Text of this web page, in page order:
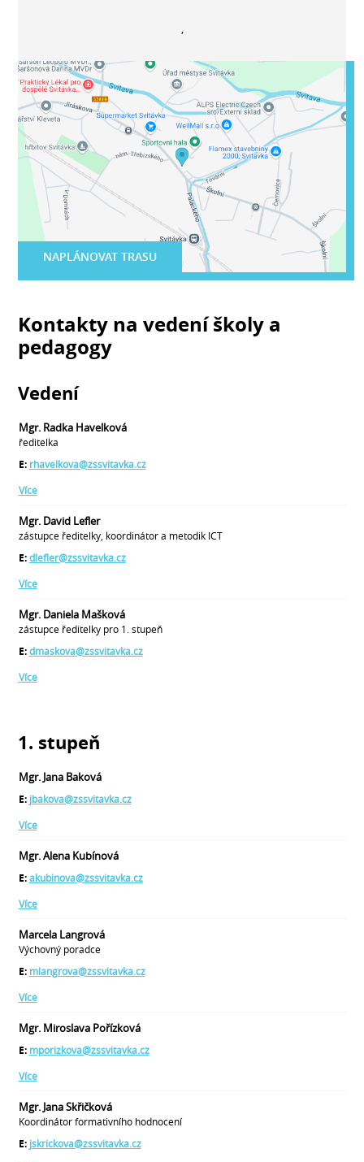
,
NAPLÁNOVAT TRASU
Kontakty na vedení školy a
pedagogy
Vedení
Mgr. Radka Havelková
ředitelka
E: rhavelkova@zssvitavka.cz
Více
Mgr. David Lefler
zástupce ředitelky, koordinátor a metodik ICT
E:dlefler@zssvitavka.cz
Více
Mgr. Daniela Mašková
zástupce ředitelky pro 1. stupeň
E:dmaskova@zssvitavka.cz
Více
1. stupeň
Mgr. Jana Baková
E: jbakova@zssvitavka.cz
Více
Mgr. Alena Kubínová
E:akubinova@zssvitavka.cz
Více
Marcela Langrová
Výchovný poradce
E: mlangrova@zssvitavka.cz
Více
Mgr. Miroslava Pořízková
E: mporizkova@zssvitavka.cz
Více
Mgr. Jana Skřičková
Koordinátor formativního hodnocení
E: jskrickova@zssvitavka.cz